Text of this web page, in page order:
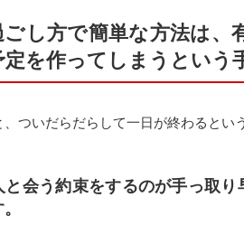
ごし方で簡単な方法は、
定を作ってしまうという
ついだらだらして一日が終わるとい
と会う約束をするのが手っ取